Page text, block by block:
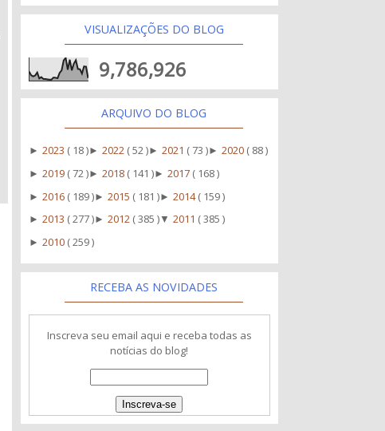
VISUALIZAÇÕES DO BLOG
9,786,926
ARQUIVO DO BLOG
►2023 ( 18 )►2022 ( 52 )►2021 ( 73 )►2020 ( 88 )
►2019 ( 72 )►2018 ( 141 )►2017 ( 168 )
►2016 ( 189 )►2015 ( 181 )►2014( 159 )
►2013 ( 277 )►2012 ( 385 ) ▼2011 ( 385 )
►2010 ( 259 )
RECEBA AS NOVIDADES
Inscreva seu email aqui e receba todas as
notícias do blog!